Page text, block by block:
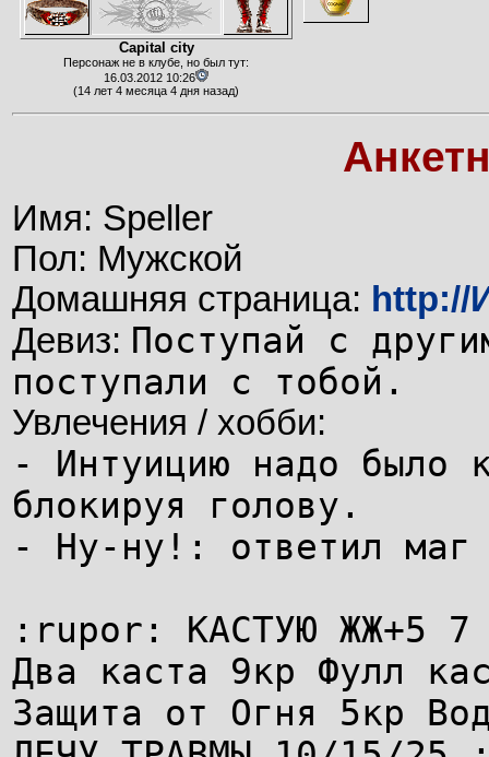
Capital city
Персонаж не в клубе, но был тут:
16.03.2012 10:26
(14 лет 4 месяца 4 дня назад)
Имя: Speller
Пол: Мужской
Домашняя страница: http://
Девиз: Поступай с
поступали с тобой.
Увлечения / хобби:
- Интуицию надо было
блокируя голову.
- Ну-ну!: ответил маг
:rupor: КАСТУЮ ЖЖ+5 7
Два каста 9кр Фулл
Защита от Огня 5кр